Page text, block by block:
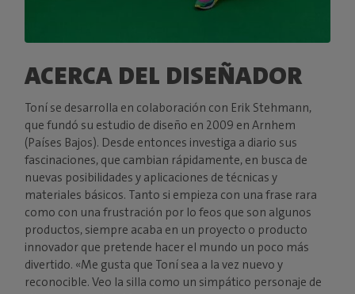
ACERCA DEL DISEÑADOR
Toní se desarrolla en colaboración con Erik Stehmann,
que fundó su estudio de diseño en 2009 en Arnhem
(Países Bajos). Desde entonces investiga a diario sus
fascinaciones, que cambian rápidamente, en busca de
nuevas posibilidades y aplicaciones de técnicas y
materiales básicos. Tanto si empieza con una frase rara
como con una frustración por lo feos que son algunos
productos, siempre acaba en un proyecto o producto
innovador que pretende hacer el mundo un poco más
divertido. «Me gusta que Toní sea a la vez nuevo y
reconocible. Veo la silla como un simpático personaje de